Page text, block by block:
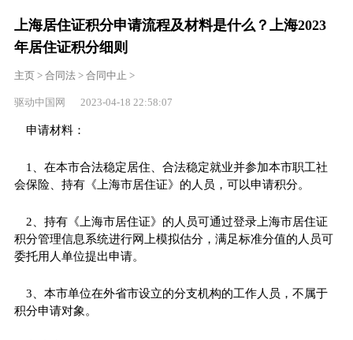
上海居住证积分申请流程及材料是什么？上海2023
年居住证积分细则
主页> 合同法> 合同中止 >
驱动中国网 2023-04-18 22:58:07
申请材料：
1、在本市合法稳定居住、合法稳定就业并参加本市职工社
会保险、持有《上海市居住证》的人员，可以申请积分。
2、持有《上海市居住证》的人员可通过登录上海市居住证
积分管理信息系统进行网上模拟估分，满足标准分值的人员可
委托用人单位提出申请。
3、本市单位在外省市设立的分支机构的工作人员，不属于
积分申请对象。